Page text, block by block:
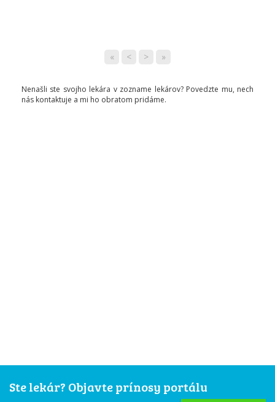
« < > »
Nenašli ste svojho lekára v zozname lekárov? Povedzte mu, nech
nás kontaktuje a mi ho obratom pridáme.
Ste lekár? Objavte prínosy portálu